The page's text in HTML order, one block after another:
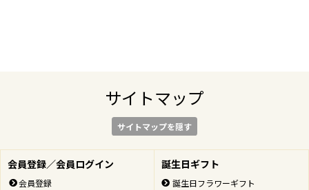
サイトマップ
サイトマップを隠す
会員登録／会員ログイン
会員登録
誕生日ギフト
誕生日フラワーギフト